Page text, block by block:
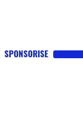
SPONSORISE